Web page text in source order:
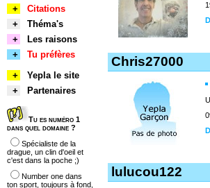
Chris27000
lulucou122
+
Citations
+
Théma's
+
Les raisons
+
Tu préfères
+
Yepla le site
+
Partenaires
Tu es numéro 1
dans quel domaine ?
Spécialiste de la
drague, un clin d'oeil et
c'est dans la poche ;)
Number one dans
ton sport, toujours à fond,